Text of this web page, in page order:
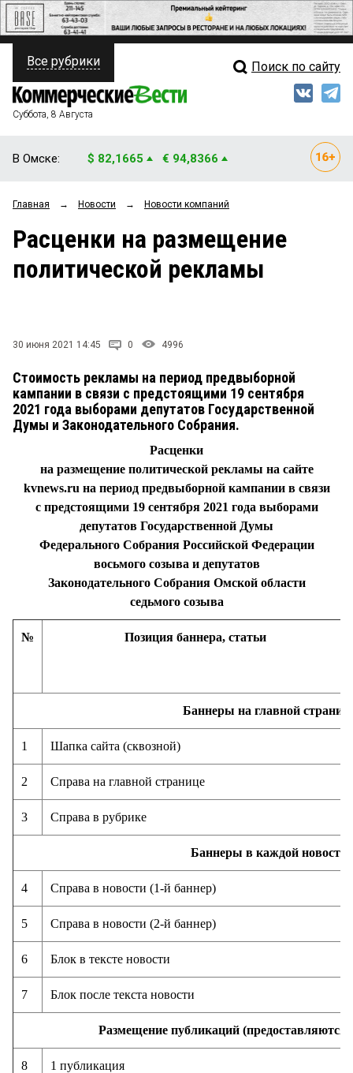
ПОЛИТИКА
ФИНАНСЫ
ОБЩЕСТВО
ЗАКОН
НОВОСТИ КОМПАНИЙ
Свежий выпуск
Мнения
Рейтинги
Блоги
Все рубрики Поиск по сайту
Суббота, 8 Августа
В Омске: $ 82,1665 € 94,8366
Главная → Новости → Новости компаний
Расценки на размещение
политической рекламы
30 июня 2021 14:45 0 4996
Стоимость рекламы на период предвыборной
кампании в связи с предстоящими 19 сентября
2021 года выборами депутатов Государственной
Думы и Законодательного Собрания.
Расценки
на размещение политической рекламы на сайте
kvnews.ru на период предвыборной кампании в связи
с предстоящими 19 сентября 2021 года выборами
депутатов Государственной Думы
Федерального Собрания Российской Федерации
восьмого созыва и депутатов
Законодательного Собрания Омской области
седьмого созыва
№ Позиция баннера, статьи
Баннеры на главной
1 Шапка сайта (сквозной)
2 Справа на главной странице
3 Справа в рубрике
Баннеры в каждой новости
4 Справа в новости (1-й баннер)
5 Справа в новости (2-й баннер)
6 Блок в тексте новости
7 Блок после текста новости
Размещение публикаций (предоставляются
8 1 публикация